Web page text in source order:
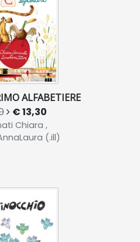
ALFABETIERE
€ 13,30
Chiara ,
(.ill)